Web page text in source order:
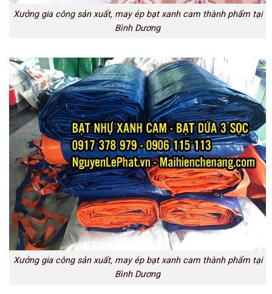
Xưởng gia công sản xuất, may ép bạt xanh cam thành phẩm tại
Bình Dương
Xưởng gia công sản xuất, may ép bạt xanh cam thành phẩm tại
Bình Dương